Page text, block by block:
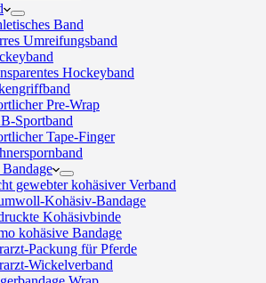
Band
Umreifungsband
Hockeyband
Pre-Wrap
Sportband
Tape-Finger
gewebter kohäsiver Verband
Kohäsiv-Bandage
Kohäsivbinde
kohäsive Bandage
Packung für Pferde
Wickelverband